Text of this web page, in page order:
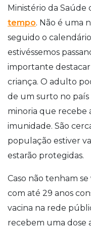
Ministério da Saúde
tempo. Não é uma
seguido o
estivéssemos
importante destacar
criança. O adulto
de um surto no país
minoria que recebe
imunidade. São
população estiver
estarão protegidas.
Caso não tenham se
com até 29 anos
vacina na rede
recebem uma dose